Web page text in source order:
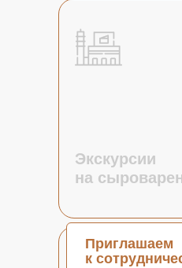
Экскурсии
на
Приглашаем
к